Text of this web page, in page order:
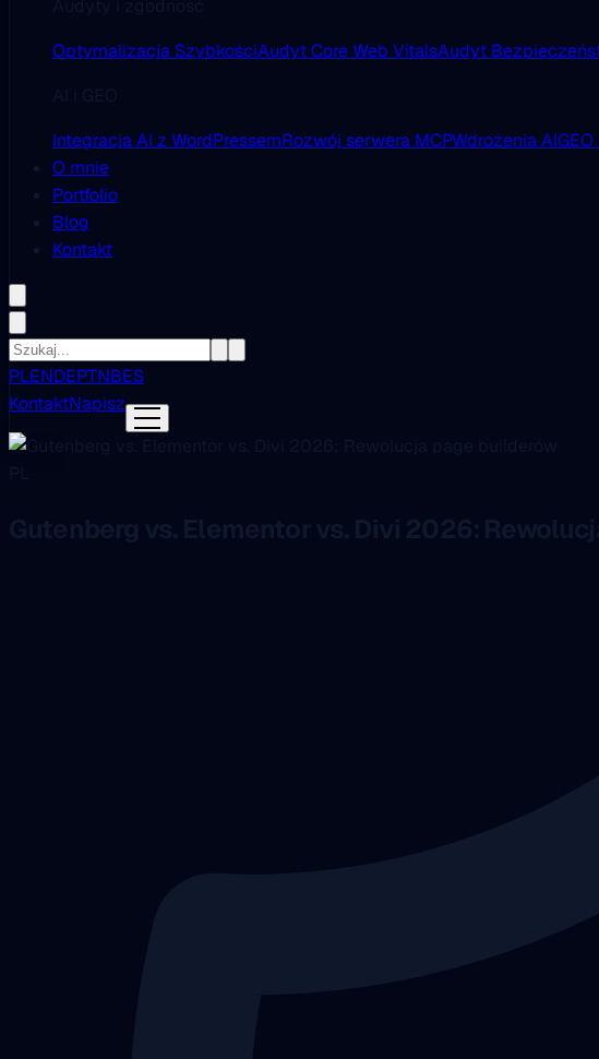
Optymalizacja SzybkościAudyt Core Web VitalsAudyt
Integracja AI z WordPressemRozwój serwera MCPWdrożenia AI
O mnie
Portfolio
Blog
Kontakt
PLENDEPTNBES
KontaktNapisz